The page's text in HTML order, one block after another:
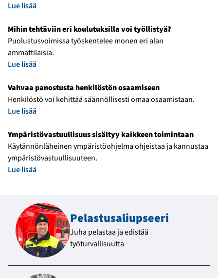
Lue lisää
Mihin tehtäviin eri koulutuksilla voi työllistyä?
Puolustusvoimissa työskentelee monen eri alan
ammattilaisia.
Lue lisää
Vahvaa panostusta henkilöstön osaamiseen
Henkilöstö voi kehittää säännöllisesti omaa osaamistaan.
Lue lisää
Ympäristövastuullisuus sisältyy kaikkeen toimintaan
Käytännönläheinen ympäristöohjelma ohjeistaa ja kannustaa
ympäristövastuullisuuteen.
Lue lisää
Pelastus­aliupseeri
Juha pelastaa ja edistää
työturvallisuutta